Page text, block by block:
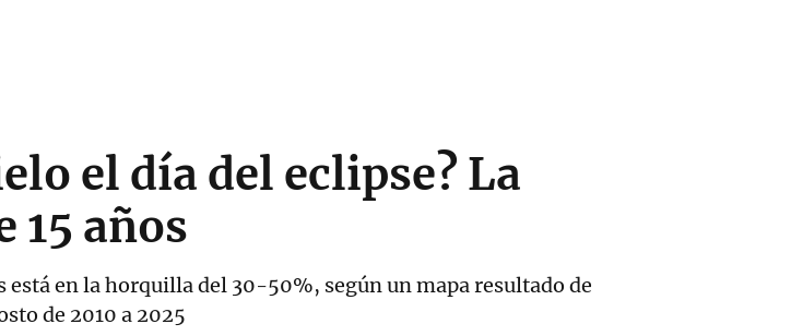
el día del eclipse? La
15 años
está en la horquilla del 30-50%, según un mapa resultado de
de 2010 a 2025